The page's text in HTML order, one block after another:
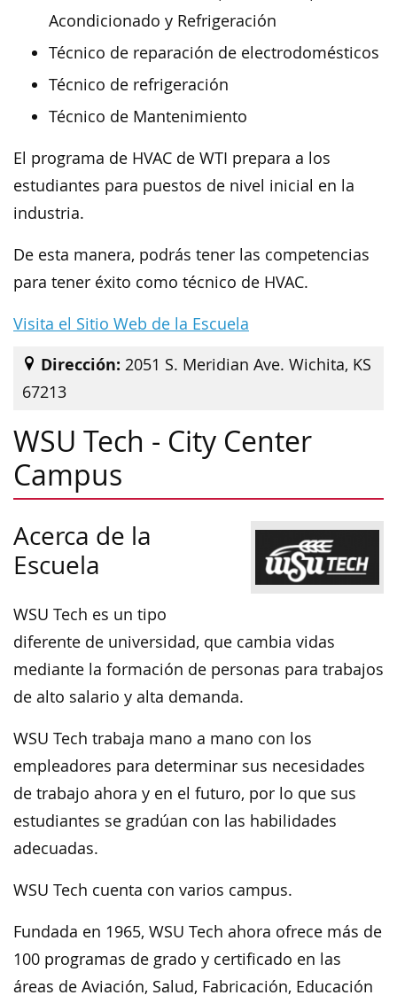
Acondicionado y Refrigeración
Técnico de reparación de electrodomésticos
Técnico de refrigeración
Técnico de Mantenimiento
El programa de HVAC de WTI prepara a los
estudiantes para puestos de nivel inicial en la
industria.
De esta manera, podrás tener las competencias
para tener éxito como técnico de HVAC.
Visita el Sitio Web de la Escuela
Dirección: 2051 S. Meridian Ave. Wichita, KS
67213
WSU Tech - City Center
Campus
Acerca de la
Escuela
WSU Tech es un tipo
diferente de universidad, que cambia vidas
mediante la formación de personas para trabajos
de alto salario y alta demanda.
WSU Tech trabaja mano a mano con los
empleadores para determinar sus necesidades
de trabajo ahora y en el futuro, por lo que sus
estudiantes se gradúan con las habilidades
adecuadas.
WSU Tech cuenta con varios campus.
Fundada en 1965, WSU Tech ahora ofrece más de
100 programas de grado y certificado en las
áreas de Aviación, Salud, Fabricación, Educación